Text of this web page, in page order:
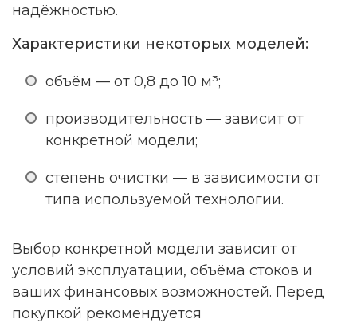
надёжностью.
Характеристики некоторых моделей:
объём — от 0,8 до 10 м³;
производительность — зависит от
конкретной модели;
степень очистки — в зависимости от
типа используемой технологии.
Выбор конкретной модели зависит от
условий эксплуатации, объёма стоков и
ваших финансовых возможностей. Перед
покупкой рекомендуется